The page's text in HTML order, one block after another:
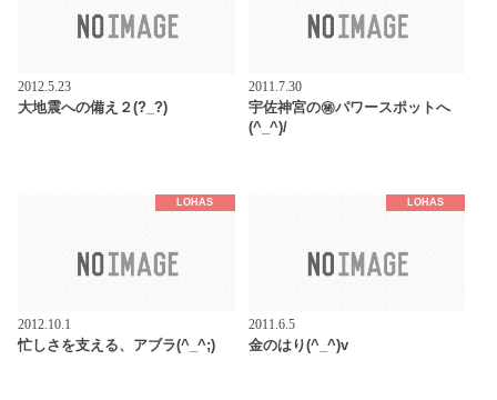
2012.5.23
大地震への備え２(?_?)
2011.7.30
宇佐神宮の㊙パワースポットへ
(^_^)/
LOHAS
2012.10.1
忙しさを支える、アブラ(^_^;)
LOHAS
2011.6.5
金のはり(^_^)v